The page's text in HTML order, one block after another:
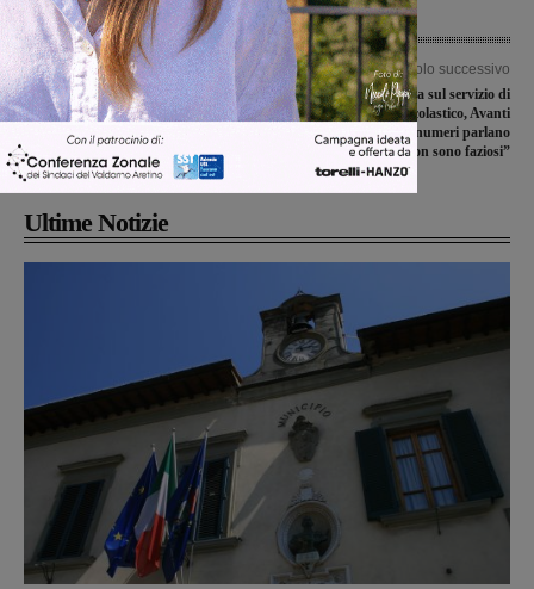
Articolo precedente
Elezioni: “Salvare il Serristori”
sostiene la candidatura a sindaco di
Cristina Simoni
Articolo successivo
Botta e risposta sul servizio di
trasporto scolastico, Avanti
Montevarchi: “I numeri parlano
chiaro e non sono faziosi”
Ultime Notizie